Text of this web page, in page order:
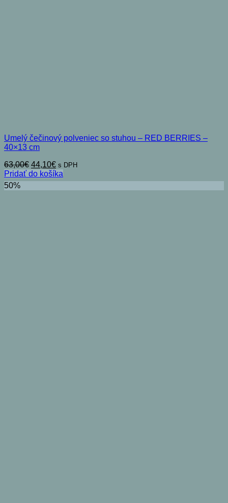
Umelý čečinový polveniec so stuhou – RED BERRIES –
40×13 cm
63,00€ Pôvodná
cena
bola:
63,00€.
44,10€Aktuálna
cena
je:
44,10€.
s DPH
Pridať do košíka
50%